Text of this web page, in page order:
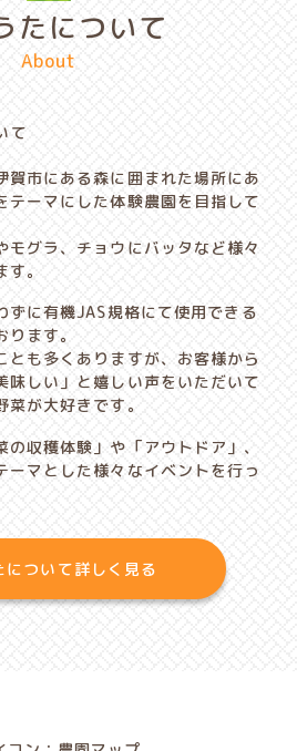
たについて
About
賀市にある森に囲まれた場所にあ
テーマにした体験農園を目指して
モグラ、チョウにバッタなど様々
。
ずに有機JAS規格にて使用できる
ます。
とも多くありますが、お客様から
味しい」と嬉しい声をいただいて
が大好きです。
収穫体験」や「アウトドア」、
ーマとした様々なイベントを行っ
について詳しく見る